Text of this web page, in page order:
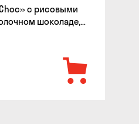
с рисовыми
шоколаде,